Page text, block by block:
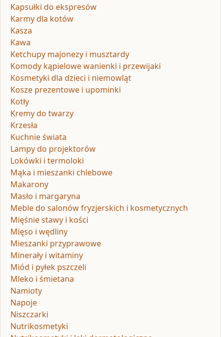
Kapsułki do ekspresów
Karmy dla kotów
Kasza
Kawa
Ketchupy majonezy i musztardy
Komody kąpielowe wanienki i przewijaki
Kosmetyki dla dzieci i niemowląt
Kosze prezentowe i upominki
Kotły
Kremy do twarzy
Krzesła
Kuchnie świata
Lampy do projektorów
Lokówki i termoloki
Mąka i mieszanki chlebowe
Makarony
Masło i margaryna
Meble do salonów fryzjerskich i kosmetycznych
Mięśnie stawy i kości
Mięso i wędliny
Mieszanki przyprawowe
Minerały i witaminy
Miód i pyłek pszczeli
Mleko i śmietana
Namioty
Napoje
Niszczarki
Nutrikosmetyki